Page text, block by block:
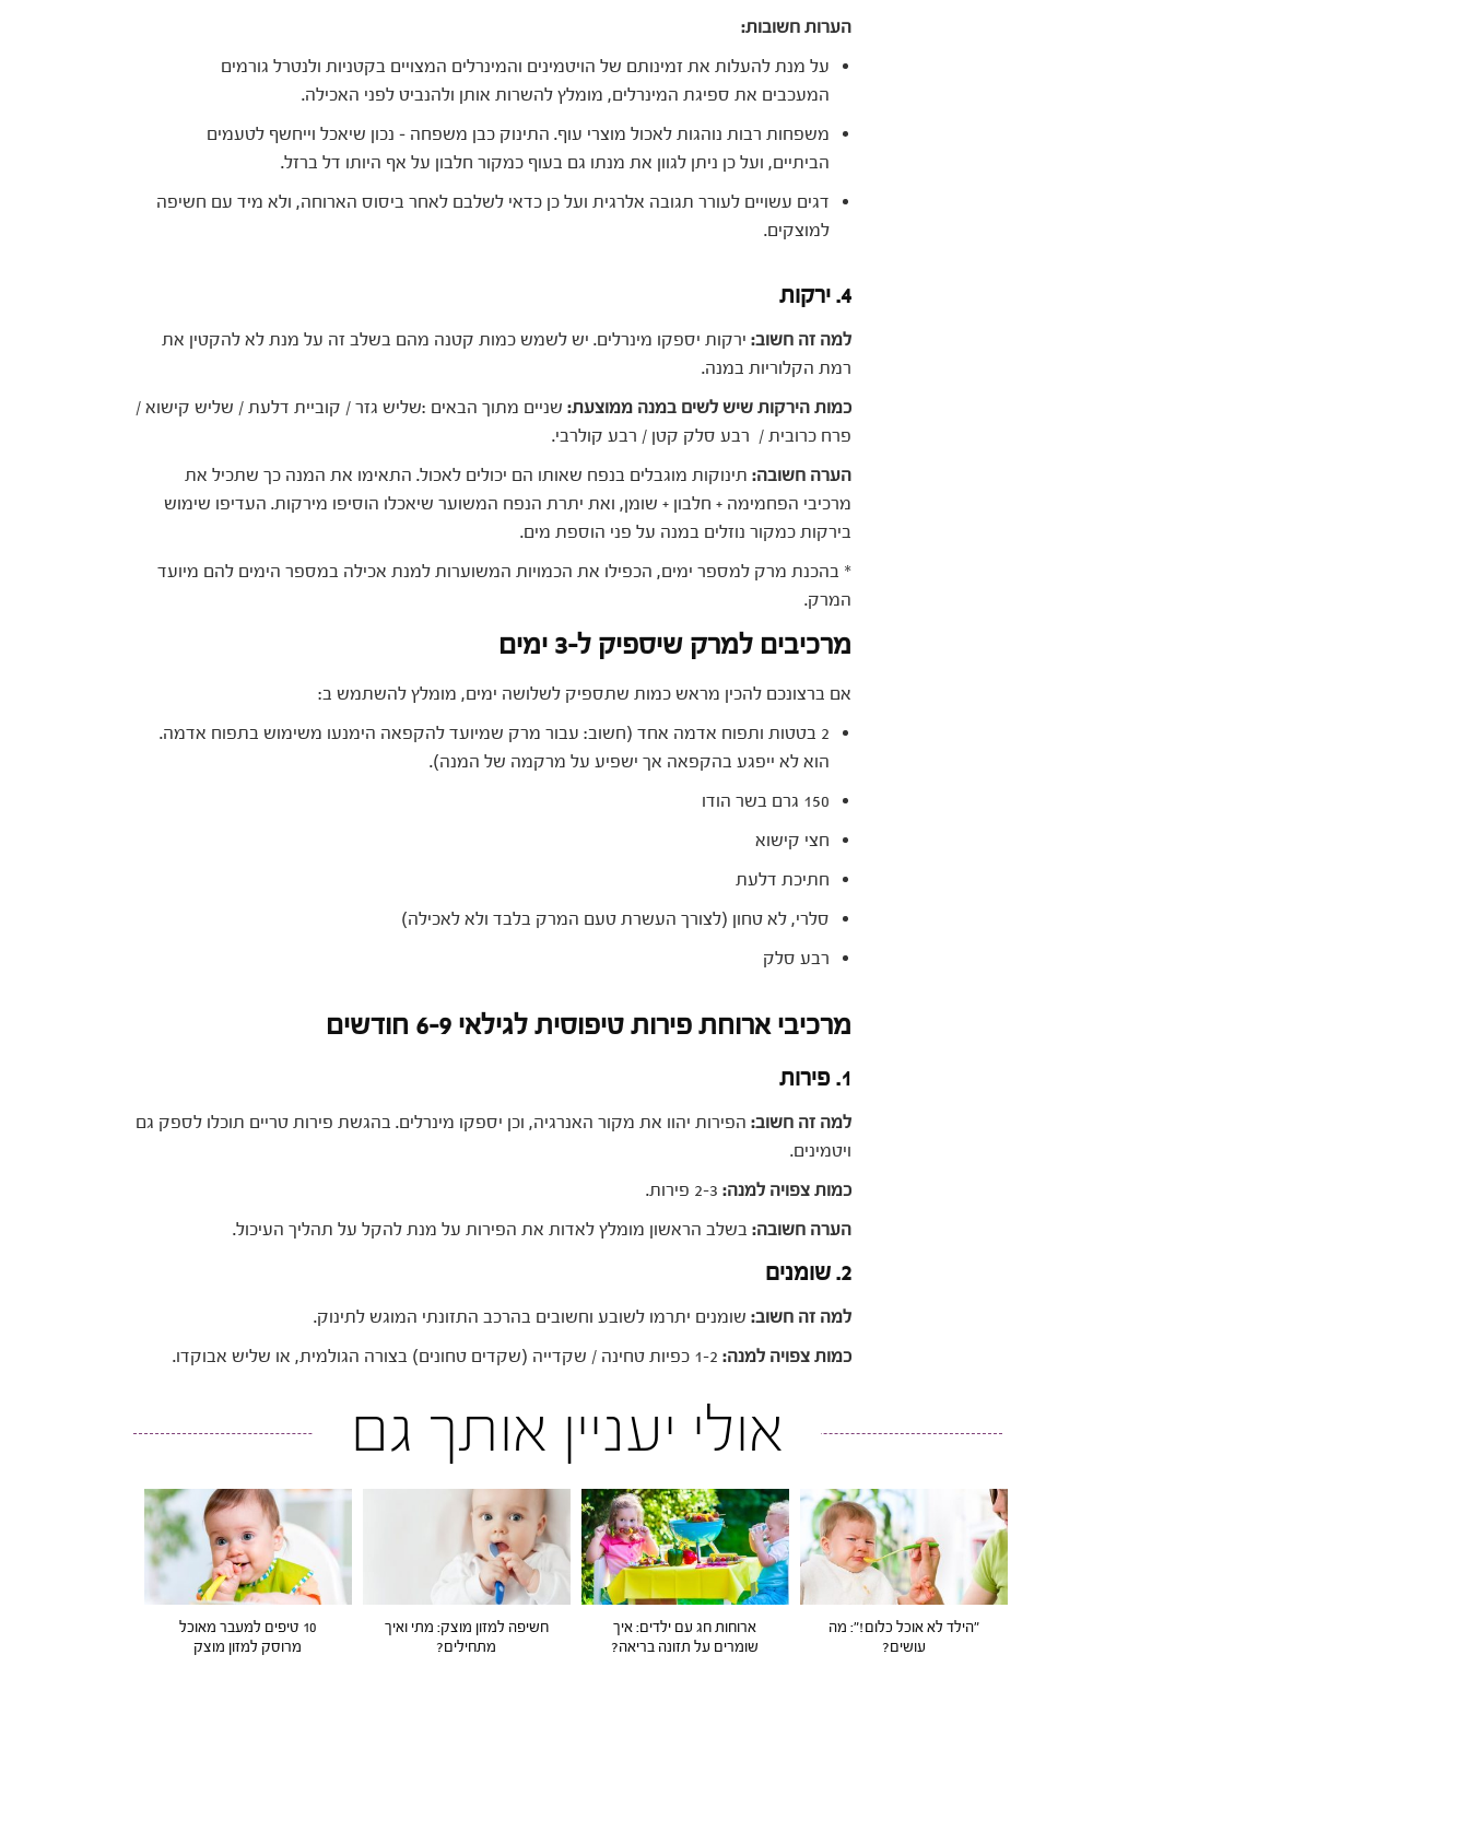
הערות חשובות:
על מנת להעלות את זמינותם של הויטמינים והמינרלים המצויים בקטניות ולנטרל גורמים
המעכבים את ספיגת המינרלים, מומלץ להשרות אותן ולהנביט לפני האכילה.
משפחות רבות נוהגות לאכול מוצרי עוף. התינוק כבן משפחה – נכון שיאכל וייחשף לטעמים
הביתיים, ועל כן ניתן לגוון את מנתו גם בעוף כמקור חלבון על אף היותו דל ברזל.
דגים עשויים לעורר תגובה אלרגית ועל כן כדאי לשלבם לאחר ביסוס הארוחה, ולא מיד עם חשיפה
למוצקים.
4. ירקות
למה זה חשוב:ירקות יספקו מינרלים. יש לשמש כמות קטנה מהם בשלב זה על מנת לא להקטין את
רמת הקלוריות במנה.
כמות הירקות שיש לשים במנה ממוצעת:שניים מתוך הבאים :שליש גזר / קוביית דלעת / שליש קישוא /
פרח כרובית / רבע סלק קטן / רבע קולרבי.
הערה חשובה:תינוקות מוגבלים בנפח שאותו הם יכולים לאכול. התאימו את המנה כך שתכיל את
מרכיבי הפחמימה + חלבון + שומן, ואת יתרת הנפח המשוער שיאכלו הוסיפו מירקות. העדיפו שימוש
בירקות כמקור נוזלים במנה על פני הוספת מים.
* בהכנת מרק למספר ימים, הכפילו את הכמויות המשוערות למנת אכילה במספר הימים להם מיועד
המרק.
מרכיבים למרק שיספיק ל-3 ימים
אם ברצונכם להכין מראש כמות שתספיק לשלושה ימים, מומלץ להשתמש ב:
2 בטטות ותפוח אדמה אחד (חשוב: עבור מרק שמיועד להקפאה הימנעו משימוש בתפוח אדמה.
הוא לא ייפגע בהקפאה אך ישפיע על מרקמה של המנה).
150 גרם בשר הודו
חצי קישוא
חתיכת דלעת
סלרי, לא טחון (לצורך העשרת טעם המרק בלבד ולא לאכילה)
רבע סלק
מרכיבי ארוחת פירות טיפוסית לגילאי 6-9 חודשים
1. פירות
למה זה חשוב:הפירות יהוו את מקור האנרגיה, וכן יספקו מינרלים. בהגשת פירות טריים תוכלו לספק גם
ויטמינים.
כמות צפויה למנה:2-3 פירות.
הערה חשובה:בשלב הראשון מומלץ לאדות את הפירות על מנת להקל על תהליך העיכול.
2. שומנים
למה זה חשוב:שומנים יתרמו לשובע וחשובים בהרכב התזונתי המוגש לתינוק.
כמות צפויה למנה:1-2 כפיות טחינה / שקדייה (שקדים טחונים) בצורה הגולמית, או שליש אבוקדו.
אולי יעניין אותך גם
"הילד לא אוכל כלום!": מה
עושים?
ארוחות חג עם ילדים: איך
שומרים על תזונה בריאה?
חשיפה למזון מוצק: מתי ואיך
מתחילים?
10 טיפים למעבר מאוכל
מרוסק למזון מוצק